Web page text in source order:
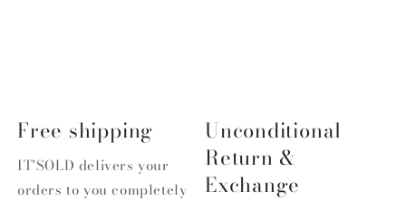
Free shipping
IT'SOLD delivers your
orders to you completely
Unconditional
Return &
Exchange